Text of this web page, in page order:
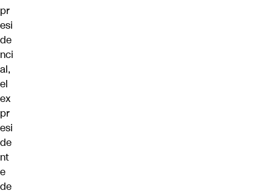
pr
esi
de
nci
al,
el
ex
pr
esi
de
nt
e
de